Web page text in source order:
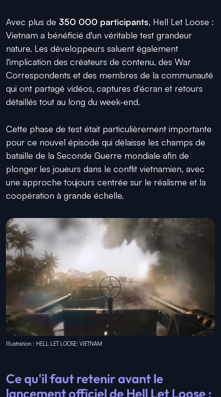
Avec plus de 350 000 participants, Hell Let Loose :
Vietnam a bénéficié d'un véritable test grandeur
nature. Les développeurs saluent également
l'implication des créateurs de contenu, des War
Correspondents et des membres de la communauté
qui ont partagé vidéos, captures d'écran et retours
détaillés tout au long du week-end.
Cette phase de test était particulièrement importante
pour ce nouvel épisode qui délaisse les champs de
bataille de la Seconde Guerre mondiale afin de
plonger les joueurs dans le conflit vietnamien, avec
une approche toujours centrée sur le réalisme et la
coopération à grande échelle.
Illustration : HELL LET LOOSE: VIETNAM
Ce qu'il faut retenir avant le
lancement officiel de Hell Let Loose :